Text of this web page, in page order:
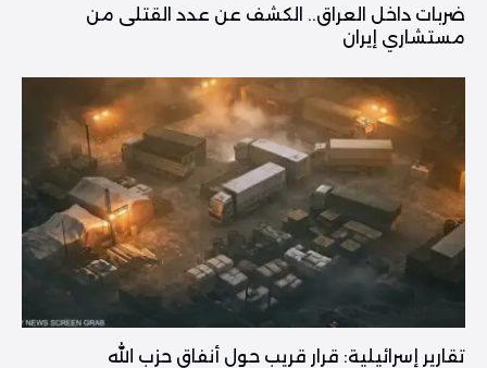
ضربات داخل العراق.. الكشف عن عدد القتلى من
مستشاري إيران
تقارير إسرائيلية: قرار قريب حول أنفاق حزب الله